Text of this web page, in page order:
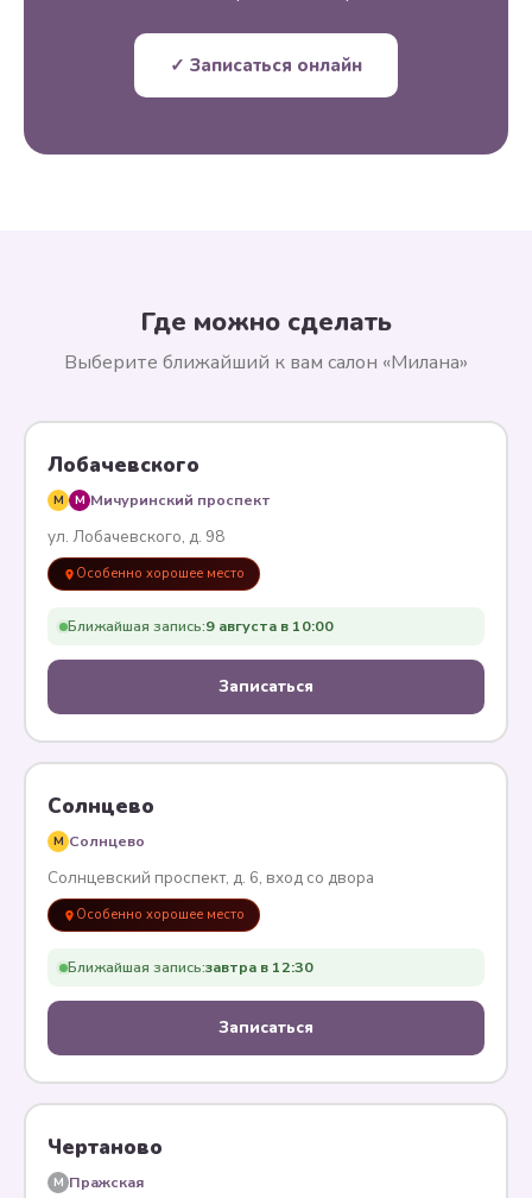
✓ Записаться онлайн
Где можно сделать
Выберите ближайший к вам салон «Милана»
Лобачевского
M M Мичуринский проспект
ул. Лобачевского, д. 98
Особенно хорошее место
Ближайшая запись:9 августа в 10:00
Записаться
Солнцево
M Солнцево
Солнцевский проспект, д. 6, вход со двора
Особенно хорошее место
Ближайшая запись:завтра в 12:30
Записаться
Чертаново
M Пражская